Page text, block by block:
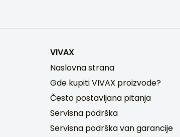
VIVAX
Naslovna strana
Gde kupiti VIVAX proizvode?
Često postavljana pitanja
Servisna podrška
Servisna podrška van garancije